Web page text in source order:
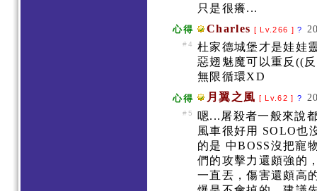
只是很癢...
心得 Charles [ Lv.266 ]?
#4
杜家德城堡才是娃娃
惡翅魅魔可以重反((
無限循環XD
心得 月翼之風 [ Lv.62 ]?
#5
嗯...屠殺者一般來說
風車很好用 SOLO也
的是 中BOSS沒把寵
們的攻擊力還頗強的
一直丟，傷害還頗高